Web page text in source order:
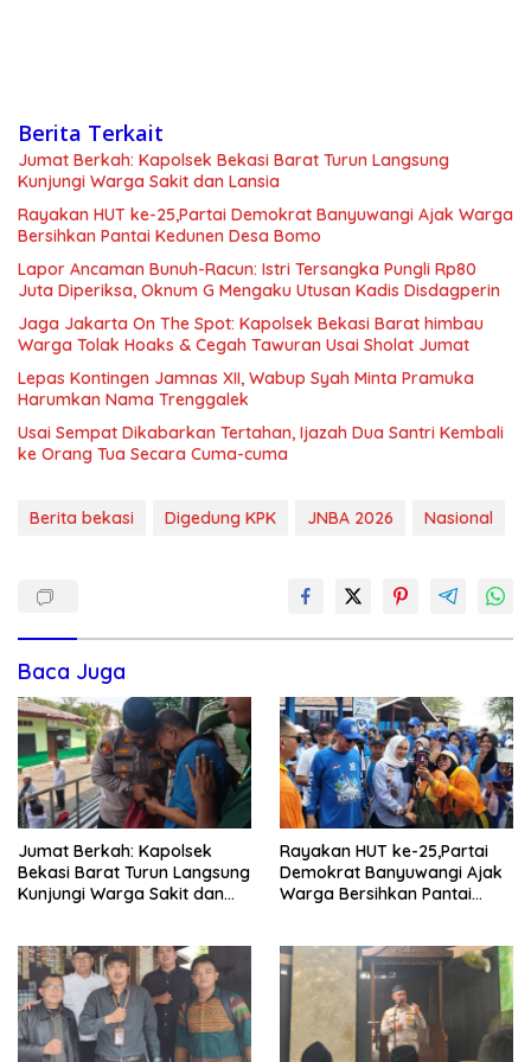
Berita Terkait
Jumat Berkah: Kapolsek Bekasi Barat Turun Langsung
Kunjungi Warga Sakit dan Lansia
Rayakan HUT ke-25,Partai Demokrat Banyuwangi Ajak Warga
Bersihkan Pantai Kedunen Desa Bomo
Lapor Ancaman Bunuh-Racun: Istri Tersangka Pungli Rp80
Juta Diperiksa, Oknum G Mengaku Utusan Kadis Disdagperin
Jaga Jakarta On The Spot: Kapolsek Bekasi Barat himbau
Warga Tolak Hoaks & Cegah Tawuran Usai Sholat Jumat
Lepas Kontingen Jamnas XII, Wabup Syah Minta Pramuka
Harumkan Nama Trenggalek
Usai Sempat Dikabarkan Tertahan, Ijazah Dua Santri Kembali
ke Orang Tua Secara Cuma-cuma
Berita bekasi Digedung KPK JNBA 2026 Nasional
Baca Juga
Jumat Berkah: Kapolsek
Bekasi Barat Turun Langsung
Kunjungi Warga Sakit dan
Rayakan HUT ke-25,Partai
Demokrat Banyuwangi Ajak
Warga Bersihkan Pantai